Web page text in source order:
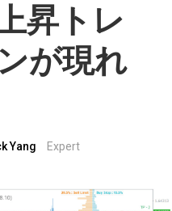
昇トレ
が現れ
Yang Expert